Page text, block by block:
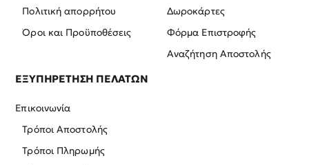
Πολιτική απορρήτου
Όροι και Προϋποθέσεις
Δωροκάρτες
Φόρμα Επιστροφής
Αναζήτηση Αποστολής
ΕΞΥΠΗΡΕΤΗΣΗ ΠΕΛΑΤΩΝ
Επικοινωνία
Τρόποι Αποστολής
Τρόποι Πληρωμής